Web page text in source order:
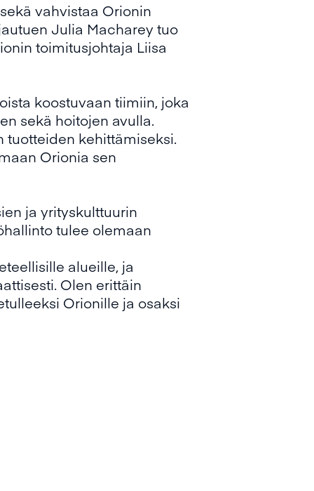
vahvistaa Orionin
Julia Macharey tuo
toimitusjohtaja Liisa
koostuvaan tiimiin, joka
sekä hoitojen avulla.
tuotteiden kehittämiseksi.
Orionia sen
ja yrityskulttuurin
tulee olemaan
alueille, ja
Olen erittäin
Orionille ja osaksi